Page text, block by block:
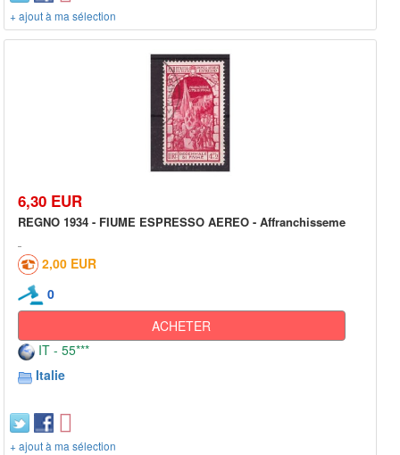
+ ajout à ma sélection
6,30 EUR
REGNO 1934 - FIUME ESPRESSO AEREO - Affranchisseme
2,00 EUR
0
ACHETER
IT - 55***
Italie
+ ajout à ma sélection